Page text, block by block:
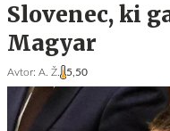
Slovenec, ki
Magyar
Avtor: A. Ž. 5,50